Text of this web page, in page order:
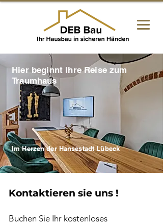
Hier beginnt Ihre Reise zum
Traumhaus
Im Herzen der Hansestadt Lübeck
Kontaktieren sie uns !
Buchen Sie Ihr kostenloses